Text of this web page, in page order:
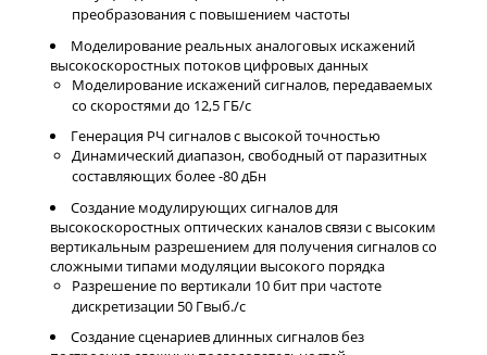
преобразования с повышением частоты
Моделирование реальных аналоговых искажений
высокоскоростных потоков цифровых данных
Моделирование искажений сигналов, передаваемых
со скоростями до 12,5 ГБ/с
Генерация РЧ сигналов с высокой точностью
Динамический диапазон, свободный от паразитных
составляющих более -80 дБн
Создание модулирующих сигналов для
высокоскоростных оптических каналов связи с высоким
вертикальным разрешением для получения сигналов со
сложными типами модуляции высокого порядка
Разрешение по вертикали 10 бит при частоте
дискретизации 50 Гвыб./с
Создание сценариев длинных сигналов без